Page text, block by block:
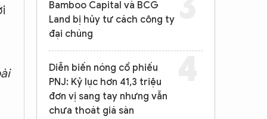
Bamboo Capital và BCG
Land bị hủy tư cách công ty
đại chúng
Diễn biến nóng cổ phiếu
PNJ: Kỷ lục hơn 41,3 triệu
đơn vị sang tay nhưng vẫn
chưa thoát giá sàn